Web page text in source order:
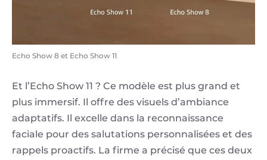
Echo Show 8 et Echo Show 11
Et l’Echo Show 11 ? Ce modèle est plus grand et
plus immersif. Il offre des visuels d’ambiance
adaptatifs. Il excelle dans la reconnaissance
faciale pour des salutations personnalisées et des
rappels proactifs. La firme a précisé que ces deux